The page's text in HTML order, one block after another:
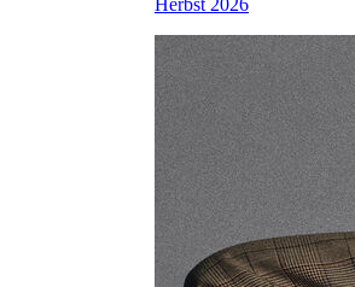
Herbst 2026